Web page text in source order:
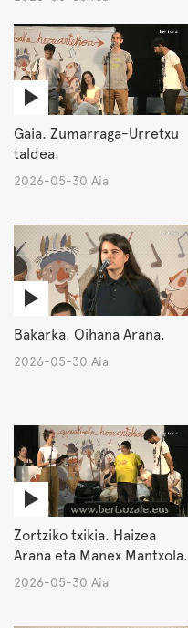
Gaia. Zumarraga-Urretxu
taldea.
2026-05-30 Aia
Bakarka. Oihana Arana.
2026-05-30 Aia
Zortziko txikia. Haizea
Arana eta Manex Mantxola.
2026-05-30 Aia